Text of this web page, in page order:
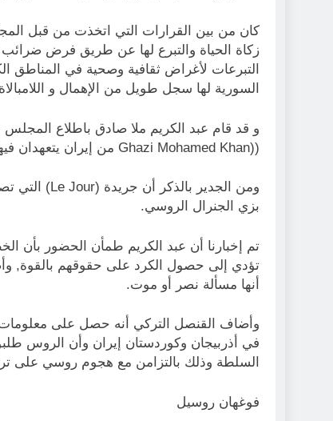
كان من بين القرارات التي اتخذت من قبل
زكاة الحياة والتبرع لها عن طريق فرض ضرائب
التبرعات لأغراض ثقافية وصحية في المناطق
السورية لها سجل طويل من الإهمال و
و قد قام عبد الكريم ملا صادق باطلاع
((Ghazi Mohamed Khan من إيران يتعهدان فيها بتقديم الدعم لهم. كتبت الرسالتين باللغة العربية.
بزي الجنرال الروسي.
تم إخبارنا أن عبد الكريم طمأن الحضور بأن
تؤدي إلى حصول الكرد على حقوقهم بالقوة,
أنها مسألة نصر أو موت.
وأضاف القنصل التركي أنه حصل على
في أذربيجان وكوردستان إيران وأن الروس
السلطة وذلك بالتزامن مع هجوم روسي على
فوغهان روسيل